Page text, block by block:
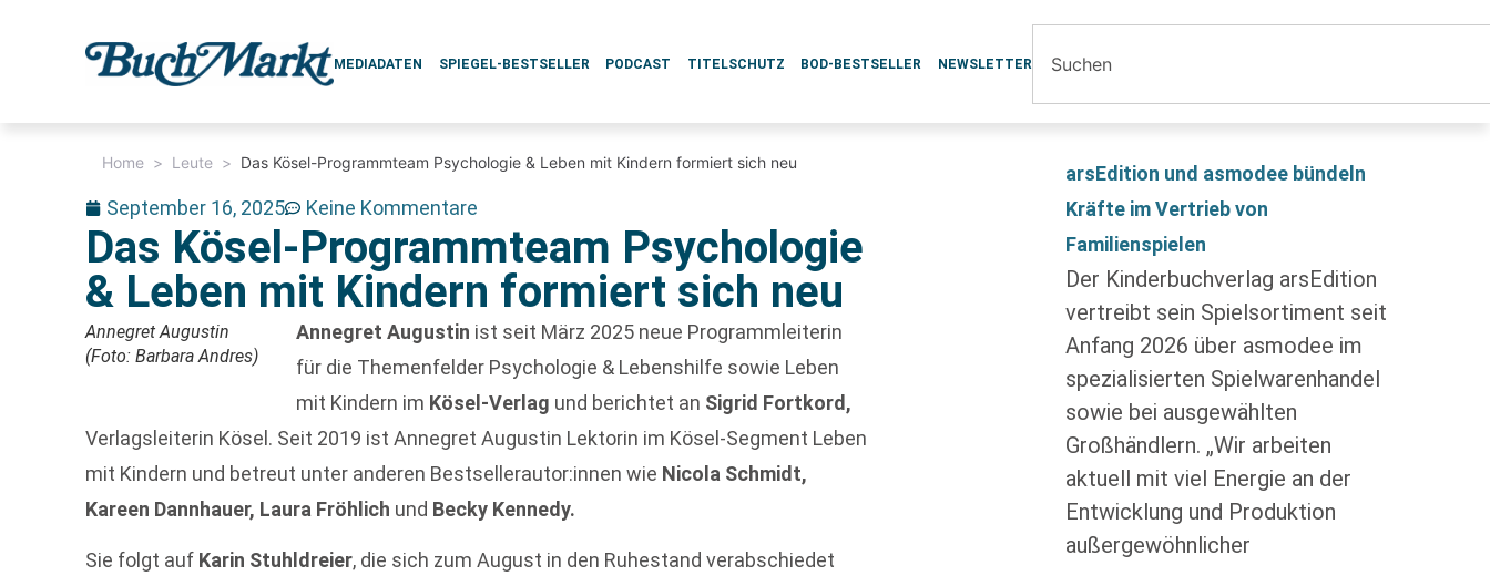
MEDIADATEN SPIEGEL-BESTSELLER PODCAST TITELSCHUTZ BOD-BESTSELLER NEWSLETTER
Home > Leute > Das Kösel-Programmteam Psychologie & Leben mit Kindern formiert sich neu
September 16, 2025 Keine Kommentare
Das Kösel-Programmteam Psychologie
& Leben mit Kindern formiert sich neu
Annegret Augustin
(Foto: Barbara Andres)
Annegret Augustin ist seit März 2025 neue Programmleiterin
für die Themenfelder Psychologie & Lebenshilfe sowie Leben
mit Kindern im Kösel-Verlag und berichtet an Sigrid Fortkord,
Verlagsleiterin Kösel. Seit 2019 ist Annegret Augustin Lektorin im Kösel-Segment Leben
mit Kindern und betreut unter anderen Bestsellerautor:innen wie Nicola Schmidt,
Kareen Dannhauer, Laura Fröhlich und Becky Kennedy.
Sie folgt auf Karin Stuhldreier, die sich zum August in den Ruhestand verabschiedet
arsEdition und asmodee bündeln
Kräfte im Vertrieb von
Familienspielen
Der Kinderbuchverlag arsEdition
vertreibt sein Spielsortiment seit
Anfang 2026 über asmodee im
spezialisierten Spielwarenhandel
sowie bei ausgewählten
Großhändlern. „Wir arbeiten
aktuell mit viel Energie an der
Entwicklung und Produktion
außergewöhnlicher